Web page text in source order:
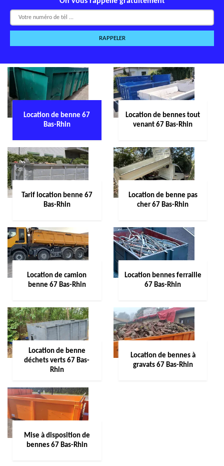
Location de benne 67
Bas-Rhin
Location de bennes tout
venant 67 Bas-Rhin
Tarif location benne 67
Bas-Rhin
Location de benne pas
cher 67 Bas-Rhin
Location de camion
benne 67 Bas-Rhin
Location bennes ferraille
67 Bas-Rhin
Location de benne
déchets verts 67 Bas-
Rhin
Location de bennes à
gravats 67 Bas-Rhin
Mise à disposition de
bennes 67 Bas-Rhin